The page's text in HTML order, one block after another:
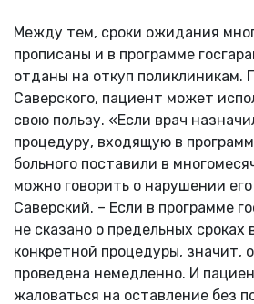
Между тем, сроки ожидания
прописаны и в программе
отданы на откуп поликлиникам.
Саверского, пациент может
свою пользу. «Если врач
процедуру, входящую в
больного поставили в
можно говорить о нарушении
Саверский. – Если в программе
не сказано о предельных сроках
конкретной процедуры, значит,
проведена немедленно. И
жаловаться на оставление без